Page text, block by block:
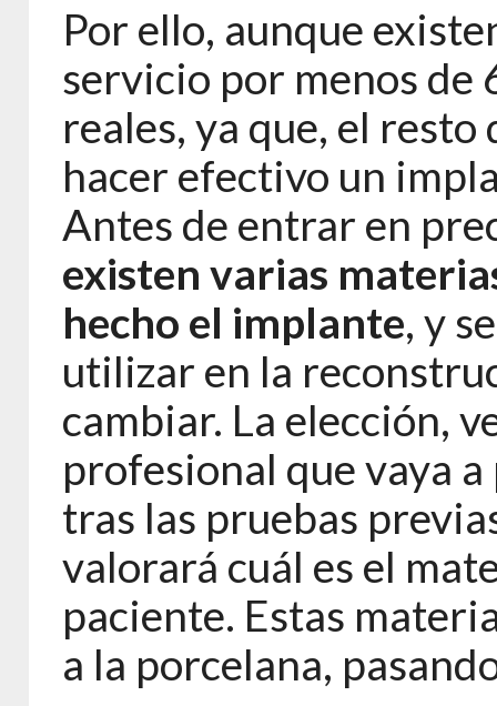
Por ello, aunque
servicio por menos de
reales, ya que, el
hacer efectivo un
Antes de entrar en
existen varias
hecho el implante, y
utilizar en la
cambiar. La elección,
profesional que vaya
tras las pruebas
valorará cuál es el
paciente. Estas
a la porcelana,